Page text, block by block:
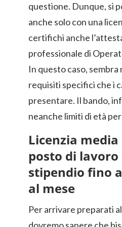
questione. Dunque, si
anche solo con una
certifichi anche
professionale di
In questo caso, sembra
requisiti specifici che i
presentare. Il bando,
neanche limiti di età
Licenzia
posto di lavoro
stipendio fino
al mese
Per arrivare preparati